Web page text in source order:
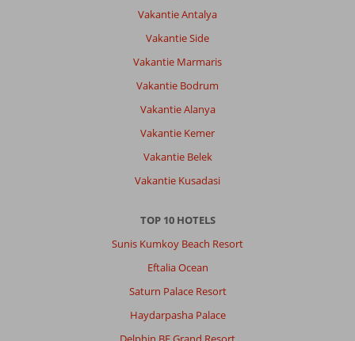
Vakantie Antalya
Vakantie Side
Vakantie Marmaris
Vakantie Bodrum
Vakantie Alanya
Vakantie Kemer
Vakantie Belek
Vakantie Kusadasi
TOP 10 HOTELS
Sunis Kumkoy Beach Resort
Eftalia Ocean
Saturn Palace Resort
Haydarpasha Palace